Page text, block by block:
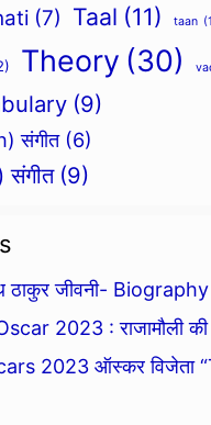
(7) Taal (11) taan
Theory (30)
(9)
संगीत (6)
संगीत (9)
ठाकुर जीवनी- Biography
2023 : राजामौली
2023 ऑस्कर विजेता